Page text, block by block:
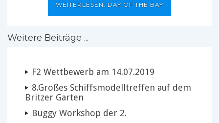
WEITERLESEN: DAY OF THE BAY
Weitere Beiträge ...
F2 Wettbewerb am 14.07.2019
8.Großes Schiffsmodelltreffen auf dem
Britzer Garten
Buggy Workshop der 2.